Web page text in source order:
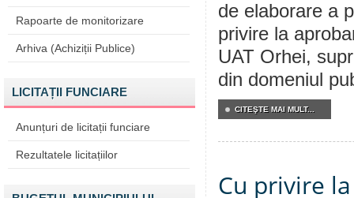
Rapoarte de monitorizare
Arhiva (Achiziții Publice)
LICITAȚII FUNCIARE
Anunțuri de licitații funciare
Rezultatele licitațiilor
de elaborare a
privire la
UAT Orhei,
din domeniul
CITEŞTE MAI MULT...
Cu privire